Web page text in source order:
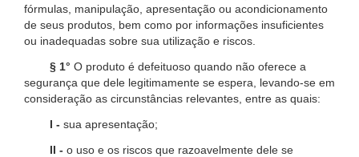
fórmulas, manipulação, apresentação ou acondicionamento
de seus produtos, bem como por informações insuficientes
ou inadequadas sobre sua utilização e riscos.
§ 1° O produto é defeituoso quando não oferece a
segurança que dele legitimamente se espera, levando-se em
consideração as circunstâncias relevantes, entre as quais:
I - sua apresentação;
II - o uso e os riscos que razoavelmente dele se